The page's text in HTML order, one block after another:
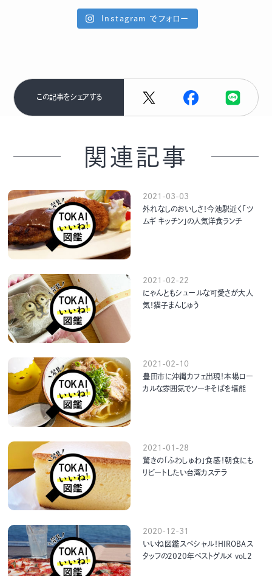
Instagram でフォロー
この記事をシェアする
関連記事
2021-03-03
外れなしのおいしさ！今池駅近く「ツ
ムギ キッチン」の人気洋食ランチ
2021-02-22
にゃんともシュールな可愛さが大人
気！猫子まんじゅう
2021-02-10
豊田市に沖縄カフェ出現！本場ロー
カルな雰囲気でソーキそばを堪能
2021-01-28
驚きの「ふわしゅわ」食感！朝食にも
リピートしたい台湾カステラ
2020-12-31
いいね図鑑スペシャル！HIROBAス
タッフの2020年ベストグルメ vol.2